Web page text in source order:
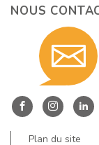
NOUS
Entre Entre
Plan du site